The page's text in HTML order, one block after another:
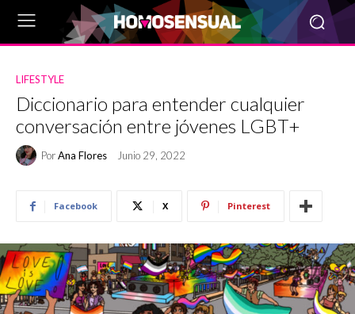
LIFESTYLE
Diccionario para entender cualquier
conversación entre jóvenes LGBT+
PorAna Flores Junio 29, 2022
Facebook X Pinterest